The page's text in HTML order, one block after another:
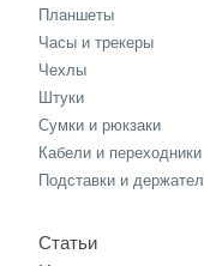
Планшеты
Часы и трекеры
Чехлы
Штуки
Сумки и рюкзаки
Кабели и переходники
Подставки и
Статьи